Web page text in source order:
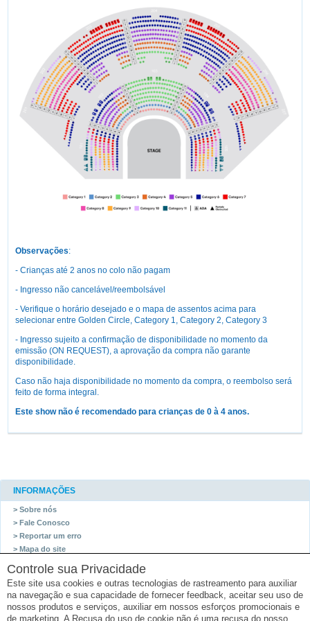
Observações:
- Crianças até 2 anos no colo não pagam
- Ingresso não cancelável/reembolsável
- Verifique o horário desejado e o mapa de assentos acima para
selecionar entre Golden Circle, Category 1, Category 2, Category 3
- Ingresso sujeito a confirmação de disponibilidade no momento da
emissão (ON REQUEST), a aprovação da compra não garante
disponibilidade.
Caso não haja disponibilidade no momento da compra, o reembolso será
feito de forma integral.
Este show não é recomendado para crianças de 0 à 4 anos.
INFORMAÇÕES
> Sobre nós
> Fale Conosco
> Reportar um erro
> Mapa do site
SET TRAVEL
Rua Gomes de Carvalho, 1629 Vila Olímpia 04547-006 - São Paulo - São Paulo
Tel: (11) 9920-7878
Controle sua Privacidade
Este site usa cookies e outras tecnologias de rastreamento para auxiliar
na navegação e sua capacidade de fornecer feedback, aceitar seu uso de
nossos produtos e serviços, auxiliar em nossos esforços promocionais e
de marketing. A Recusa do uso de cookie não é uma recusa do nosso